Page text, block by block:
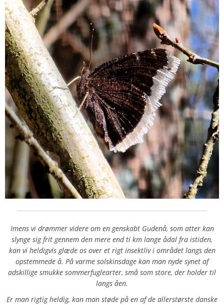
Imens vi drømmer videre om en genskabt Gudenå, som atter kan
slynge sig frit gennem den mere end ti km lange ådal fra istiden,
kan vi heldigvis glæde os over et rigt insektliv i området langs den
opstemmede å. På varme solskinsdage kan man nyde synet af
adskillige smukke sommerfuglearter, små som store, der holder til
langs åen.
Er man rigtig heldig, kan man støde på en af de allerstørste danske